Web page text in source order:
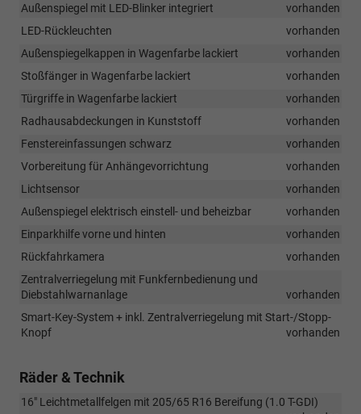
Außenspiegel mit LED-Blinker integriert
vorhanden
LED-Rückleuchten
vorhanden
Außenspiegelkappen in Wagenfarbe lackiert
vorhanden
Stoßfänger in Wagenfarbe lackiert
vorhanden
Türgriffe in Wagenfarbe lackiert
vorhanden
Radhausabdeckungen in Kunststoff
vorhanden
Fenstereinfassungen schwarz
vorhanden
Vorbereitung für Anhängevorrichtung
vorhanden
Lichtsensor
vorhanden
Außenspiegel elektrisch einstell- und beheizbar
vorhanden
Einparkhilfe vorne und hinten
vorhanden
Rückfahrkamera
vorhanden
Zentralverriegelung mit Funkfernbedienung und
Diebstahlwarnanlage
vorhanden
Smart-Key-System + inkl. Zentralverriegelung mit Start-/Stopp-
Knopf
vorhanden
Räder & Technik
16" Leichtmetallfelgen mit 205/65 R16 Bereifung (1.0 T-GDI)